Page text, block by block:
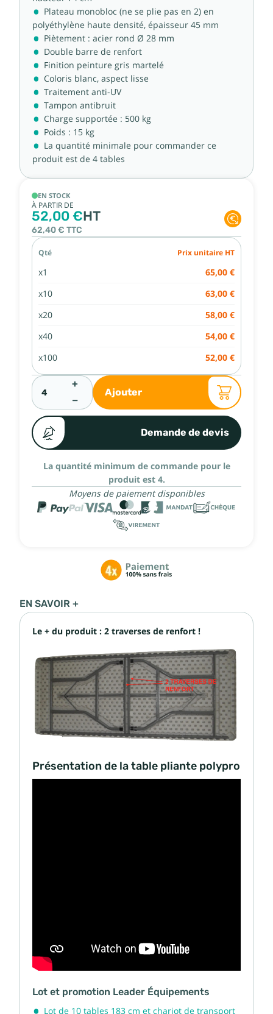
Plateau monobloc (ne se plie pas en 2) en
polyéthylène haute densité, épaisseur 45 mm
Piètement : acier rond Ø 28 mm
Double barre de renfort
Finition peinture gris martelé
Coloris blanc, aspect lisse
Traitement anti-UV
Tampon antibruit
Charge supportée : 500 kg
Poids : 15 kg
La quantité minimale pour commander ce
produit est de 4 tables
EN STOCK
À PARTIR DE
52,00 €HT
62,40 € TTC
Qté Prix unitaire HT
x1 65,00 €
x10 63,00 €
x20 58,00 €
x40 54,00 €
x100 52,00 €
+
−
Ajouter
Demande de devis
La quantité minimum de commande pour le
produit est 4.
Moyens de paiement disponibles
EN SAVOIR +
Le + du produit : 2 traverses de renfort !
Présentation de la table pliante polypro
Lot et promotion Leader Équipements
Lot de 10 tables 183 cm et chariot de transport